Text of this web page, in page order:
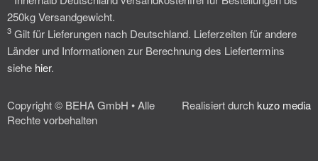
250kg Versandgewicht.
3 Gilt für Lieferungen nach Deutschland. Lieferzeiten für andere
Länder und Informationen zur Berechnung des Liefertermins
siehe hier.
Copyright © BEHA GmbH • Alle
Rechte vorbehalten
Realisiert durchkuzo media